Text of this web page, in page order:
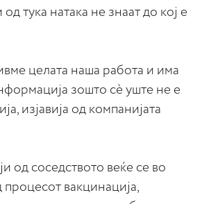
тука натака не знаат до кој е
целата наша работа и има
зошто сè уште не е
изјавија од компанијата
од соседството веќе се во
вакцинација,